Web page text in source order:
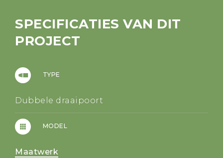
SPECIFICATIES VAN DIT
PROJECT
TYPE
Dubbele draaipoort
MODEL
Maatwerk